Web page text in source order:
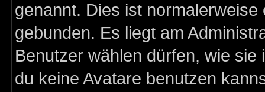
genannt. Dies ist
gebunden. Es liegt am
Benutzer wählen dürfen, wie
du keine Avatare benutzen